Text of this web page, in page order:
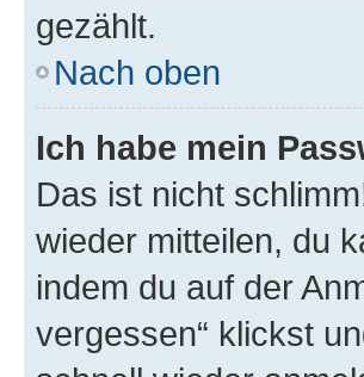
gezählt.
Nach oben
Ich habe mein
Das ist nicht
wieder mitteilen, du
indem du auf der
vergessen“ klickst